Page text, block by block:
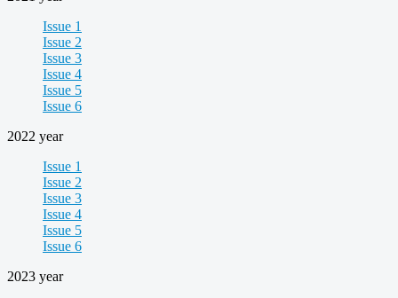
Issue 1
Issue 2
Issue 3
Issue 4
Issue 5
Issue 6
2022 year
Issue 1
Issue 2
Issue 3
Issue 4
Issue 5
Issue 6
2023 year